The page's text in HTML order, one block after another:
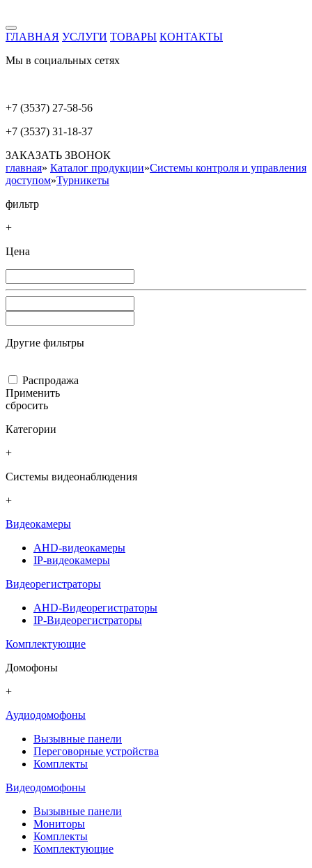
ГЛАВНАЯ УСЛУГИ ТОВАРЫ КОНТАКТЫ
Мы в социальных сетях
+7 (3537) 27-58-56
+7 (3537) 31-18-37
ЗАКАЗАТЬ ЗВОНОК
главная» Каталог продукции»Системы контроля и управления
доступом»Турникеты
фильтр
+
Цена
Другие фильтры
Распродажа
Применить
сбросить
Категории
+
Системы видеонаблюдения
+
Видеокамеры
AHD-видеокамеры
IP-видеокамеры
Видеорегистраторы
AHD-Видеорегистраторы
IP-Видеорегистраторы
Комплектующие
Домофоны
+
Аудиодомофоны
Вызывные панели
Переговорные устройства
Комплекты
Видеодомофоны
Вызывные панели
Мониторы
Комплекты
Комплектующие